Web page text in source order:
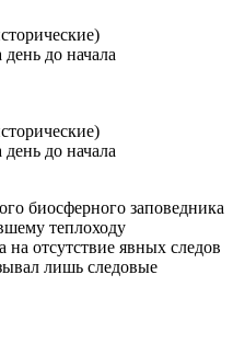
до начала
до начала
биосферного заповедника
теплоходу
отсутствие явных следов
лишь следовые